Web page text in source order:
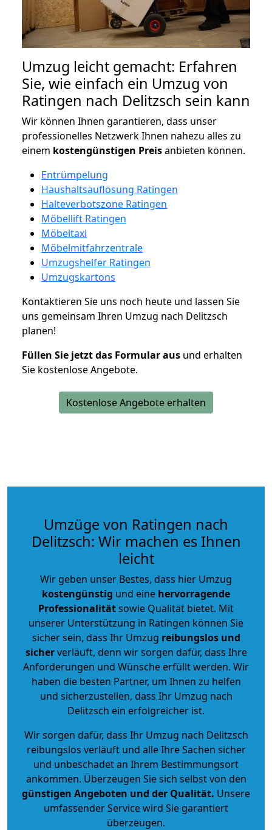
Umzug leicht gemacht: Erfahren
Sie, wie einfach ein Umzug von
Ratingen nach Delitzsch sein kann
Wir können Ihnen garantieren, dass unser
professionelles Netzwerk Ihnen nahezu alles zu
einem kostengünstigen Preisanbieten können.
Entrümpelung
Haushaltsauflösung Ratingen
Halteverbotszone Ratingen
Möbellift Ratingen
Möbeltaxi
Möbelmitfahrzentrale
Umzugshelfer Ratingen
Umzugskartons
Kontaktieren Sie uns noch heute und lassen Sie
uns gemeinsam Ihren Umzug nach Delitzsch
planen!
Füllen Sie jetzt das Formular aus und erhalten
Sie kostenlose Angebote.
Kostenlose Angebote erhalten
Umzüge von Ratingen nach
Delitzsch: Wir machen es Ihnen
leicht
Wir geben unser Bestes, dass hier Umzug
kostengünstig und eine hervorragende
Professionalitätsowie Qualität bietet. Mit
unserer Unterstützung in Ratingen können Sie
sicher sein, dass Ihr Umzug reibungslos und
sicherverläuft, denn wir sorgen dafür, dass Ihre
Anforderungen und Wünsche erfüllt werden. Wir
haben die besten Partner, um Ihnen zu helfen
und sicherzustellen, dass Ihr Umzug nach
Delitzsch ein erfolgreicher ist.
Wir sorgen dafür, dass Ihr Umzug nach Delitzsch
reibungslos verläuft und alle Ihre Sachen sicher
und unbeschadet an Ihrem Bestimmungsort
ankommen. Überzeugen Sie sich selbst von den
günstigen Angeboten und der Qualität. Unsere
umfassender Service wird Sie garantiert
überzeugen.